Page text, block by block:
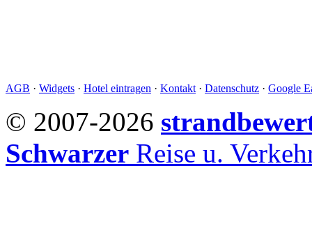
AGB · Widgets · Hotel eintragen · Kontakt · Datenschutz · Google
© 2007-2026
Schwarzer Reise u.